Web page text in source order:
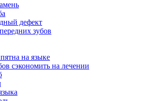
дефект
зубов
на языке
сэкономить на лечении